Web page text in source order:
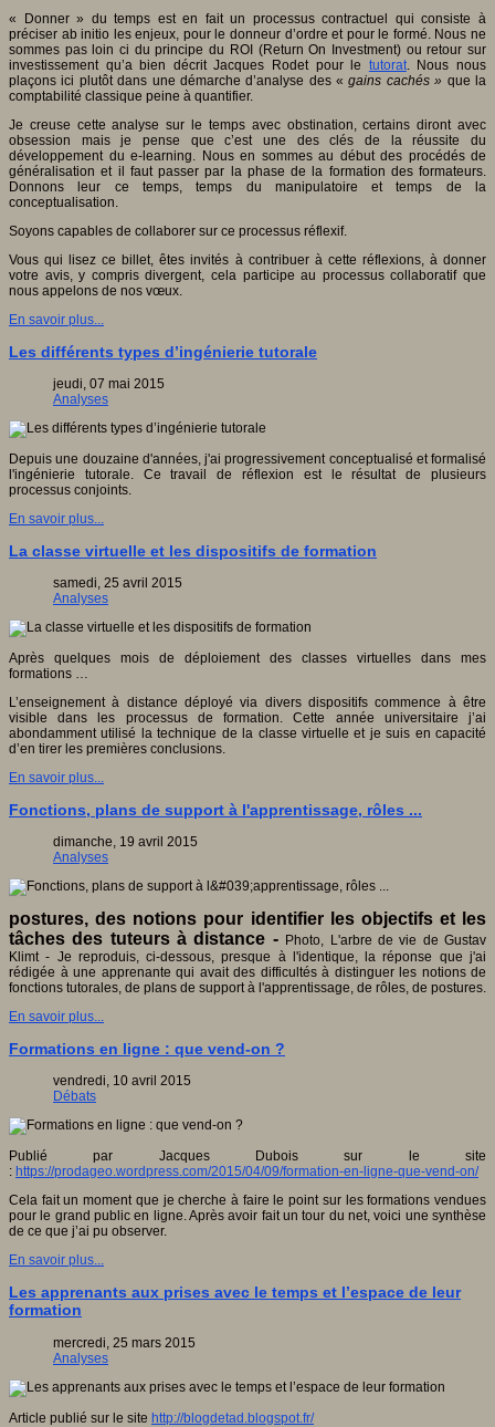
« Donner » du temps est en fait un processus contractuel qui consiste à
préciser ab initio les enjeux, pour le donneur d’ordre et pour le formé. Nous ne
sommes pas loin ci du principe du ROI (Return On Investment) ou retour sur
investissement qu’a bien décrit Jacques Rodet pour le tutorat. Nous nous
plaçons ici plutôt dans une démarche d’analyse des «gains cachés » que la
comptabilité classique peine à quantifier.
Je creuse cette analyse sur le temps avec obstination, certains diront avec
obsession mais je pense que c’est une des clés de la réussite du
développement du e-learning. Nous en sommes au début des procédés de
généralisation et il faut passer par la phase de la formation des formateurs.
Donnons leur ce temps, temps du manipulatoire et temps de la
conceptualisation.
Soyons capables de collaborer sur ce processus réflexif.
Vous qui lisez ce billet, êtes invités à contribuer à cette réflexions, à donner
votre avis, y compris divergent, cela participe au processus collaboratif que
nous appelons de nos vœux.
En savoir plus...
Les différents types d’ingénierie tutorale
jeudi, 07 mai 2015
Analyses
Depuis une douzaine d'années, j'ai progressivement conceptualisé et formalisé
l'ingénierie tutorale. Ce travail de réflexion est le résultat de plusieurs
processus conjoints.
En savoir plus...
La classe virtuelle et les dispositifs de formation
samedi, 25 avril 2015
Analyses
Après quelques mois de déploiement des classes virtuelles dans mes
formations …
L’enseignement à distance déployé via divers dispositifs commence à être
visible dans les processus de formation. Cette année universitaire j’ai
abondamment utilisé la technique de la classe virtuelle et je suis en capacité
d’en tirer les premières conclusions.
En savoir plus...
Fonctions, plans de support à l'apprentissage, rôles ...
dimanche, 19 avril 2015
Analyses
postures, des notions pour identifier les objectifs et les
tâches des tuteurs à distance - Photo, L'arbre de vie de Gustav
Klimt - Je reproduis, ci-dessous, presque à l'identique, la réponse que j'ai
rédigée à une apprenante qui avait des difficultés à distinguer les notions de
fonctions tutorales, de plans de support à l'apprentissage, de rôles, de postures.
En savoir plus...
Formations en ligne : que vend-on ?
vendredi, 10 avril 2015
Débats
Publié par Jacques Dubois sur le site
: https://prodageo.wordpress.com/2015/04/09/formation-en-ligne-que-vend-on/
Cela fait un moment que je cherche à faire le point sur les formations vendues
pour le grand public en ligne. Après avoir fait un tour du net, voici une synthèse
de ce que j’ai pu observer.
En savoir plus...
Les apprenants aux prises avec le temps et l’espace de leur
formation
mercredi, 25 mars 2015
Analyses
Article publié sur le site http://blogdetad.blogspot.fr/